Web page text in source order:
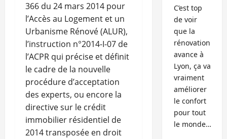
366 du 24 mars 2014 pour
l’Accès au Logement et un
Urbanisme Rénové (ALUR),
l’instruction n°2014-I-07 de
l’ACPR qui précise et définit
le cadre de la nouvelle
procédure d’acceptation
des experts, ou encore la
directive sur le crédit
immobilier résidentiel de
2014 transposée en droit
C’est top
de voir
que la
rénovation
avance à
Lyon, ça va
vraiment
améliorer
le confort
pour tout
le monde…